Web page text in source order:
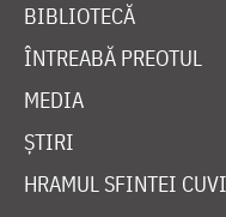
BIBLIOTECĂ
ÎNTREABĂ PREOTUL
MEDIA
ȘTIRI
HRAMUL SFINTEI